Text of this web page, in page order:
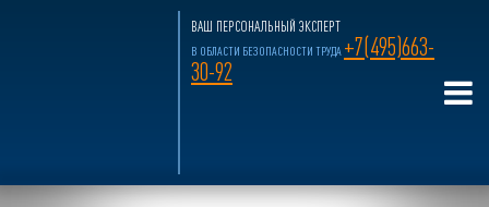
ВАШ ПЕРСОНАЛЬНЫЙ ЭКСПЕРТ
В ОБЛАСТИ БЕЗОПАСНОСТИ ТРУДА +7(495)663-
30-92